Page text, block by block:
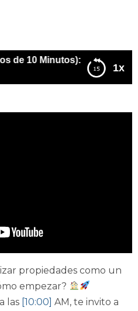
1x
10 Minutos): Preguntas y
propiedades como un
empezar?
las [10:00] AM, te invito a